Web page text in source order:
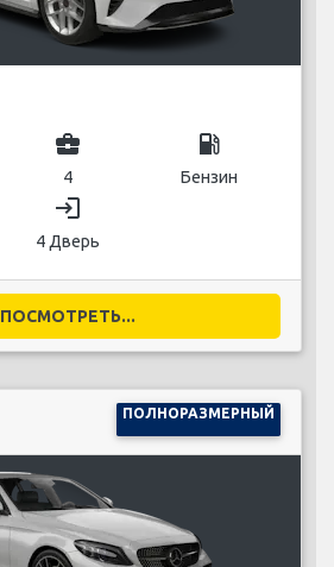
business_center
4
local_gas_station
Бензин
login
4 Дверь
ПОСМОТРЕТЬ...
ПОЛНОРАЗМЕРНЫЙ